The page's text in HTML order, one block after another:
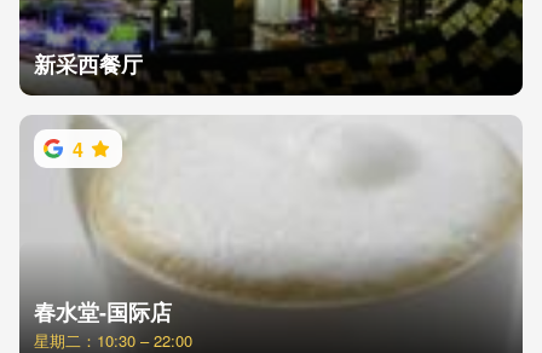
新采西餐厅
4
春水堂-国际店
星期二：10:30 – 22:00